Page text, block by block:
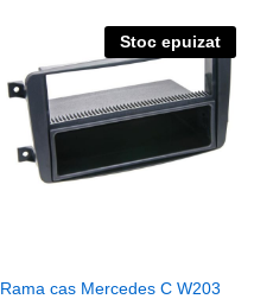
Stoc epuizat
Rama cas Mercedes C W203